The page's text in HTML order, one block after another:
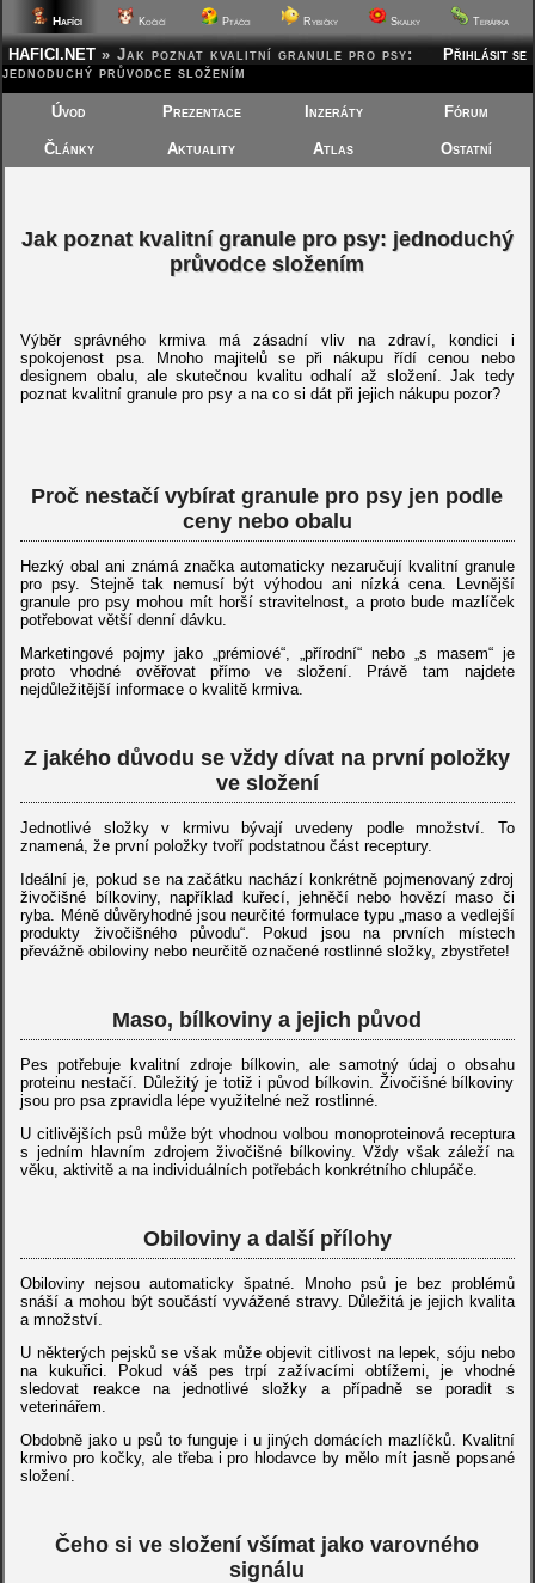
Hafíci Kočičí Ptáčci Rybičky Skalky Terárka
Přihlásit se
HAFICI.NET » Jak poznat kvalitní granule pro psy:
jednoduchý průvodce složením
Úvod Prezentace Inzeráty Fórum
Články Aktuality Atlas Ostatní
Jak poznat kvalitní granule pro psy: jednoduchý
průvodce složením
Výběr správného krmiva má zásadní vliv na zdraví, kondici i
spokojenost psa. Mnoho majitelů se při nákupu řídí cenou nebo
designem obalu, ale skutečnou kvalitu odhalí až složení. Jak tedy
poznat kvalitní granule pro psy a na co si dát při jejich nákupu pozor?
Proč nestačí vybírat granule pro psy jen podle
ceny nebo obalu
Hezký obal ani známá značka automaticky nezaručují kvalitní granule
pro psy. Stejně tak nemusí být výhodou ani nízká cena. Levnější
granule pro psy mohou mít horší stravitelnost, a proto bude mazlíček
potřebovat větší denní dávku.
Marketingové pojmy jako „prémiové“, „přírodní“ nebo „s masem“ je
proto vhodné ověřovat přímo ve složení. Právě tam najdete
nejdůležitější informace o kvalitě krmiva.
Z jakého důvodu se vždy dívat na první položky
ve složení
Jednotlivé složky v krmivu bývají uvedeny podle množství. To
znamená, že první položky tvoří podstatnou část receptury.
Ideální je, pokud se na začátku nachází konkrétně pojmenovaný zdroj
živočišné bílkoviny, například kuřecí, jehněčí nebo hovězí maso či
ryba. Méně důvěryhodné jsou neurčité formulace typu „maso a vedlejší
produkty živočišného původu“. Pokud jsou na prvních místech
převážně obiloviny nebo neurčitě označené rostlinné složky, zbystřete!
Maso, bílkoviny a jejich původ
Pes potřebuje kvalitní zdroje bílkovin, ale samotný údaj o obsahu
proteinu nestačí. Důležitý je totiž i původ bílkovin. Živočišné bílkoviny
jsou pro psa zpravidla lépe využitelné než rostlinné.
U citlivějších psů může být vhodnou volbou monoproteinová receptura
s jedním hlavním zdrojem živočišné bílkoviny. Vždy však záleží na
věku, aktivitě a na individuálních potřebách konkrétního chlupáče.
Obiloviny a další přílohy
Obiloviny nejsou automaticky špatné. Mnoho psů je bez problémů
snáší a mohou být součástí vyvážené stravy. Důležitá je jejich kvalita
a množství.
U některých pejsků se však může objevit citlivost na lepek, sóju nebo
na kukuřici. Pokud váš pes trpí zažívacími obtížemi, je vhodné
sledovat reakce na jednotlivé složky a případně se poradit s
veterinářem.
Obdobně jako u psů to funguje i u jiných domácích mazlíčků. Kvalitní
krmivo pro kočky, ale třeba i pro hlodavce by mělo mít jasně popsané
složení.
Čeho si ve složení všímat jako varovného
signálu